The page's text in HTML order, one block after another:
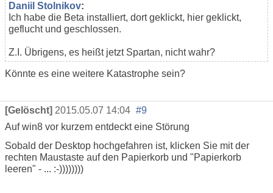
Daniil Stolnikov:
Ich habe die Beta installiert, dort geklickt, hier geklickt,
geflucht und geschlossen.
Z.I. Übrigens, es heißt jetzt Spartan, nicht wahr?
Könnte es eine weitere Katastrophe sein?
[Gelöscht] 2015.05.07 14:04 #9
Auf win8 vor kurzem entdeckt eine Störung
Sobald der Desktop hochgefahren ist, klicken Sie mit der
rechten Maustaste auf den Papierkorb und "Papierkorb
leeren" - ... :-))))))))